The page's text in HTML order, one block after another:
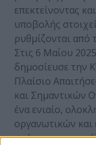
επεκτείνοντας
υποβολής
ρυθμίζονται από
Στις 6 Μαΐου
δημοσίευσε την
Πλαίσιο
και Σημαντικών
ένα ενιαίο,
οργανωτικών
πρέπει να